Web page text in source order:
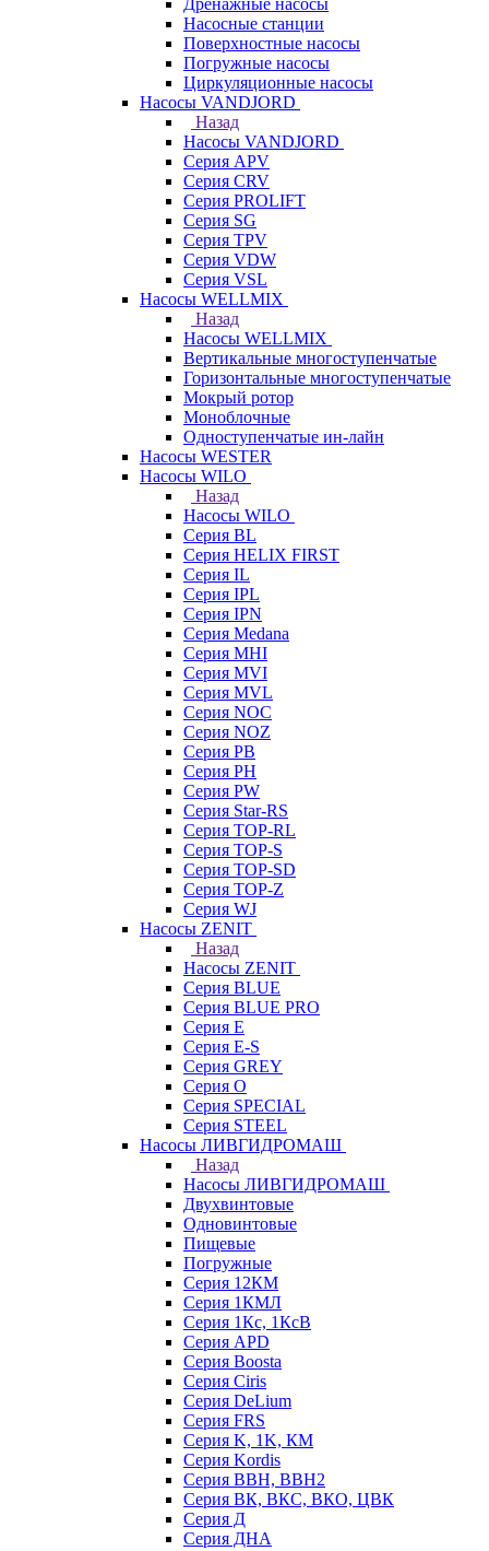
Дренажные насосы
Насосные станции
Поверхностные насосы
Погружные насосы
Циркуляционные насосы
Насосы VANDJORD
Назад
Насосы VANDJORD
Серия APV
Серия CRV
Серия PROLIFT
Серия SG
Серия TPV
Серия VDW
Серия VSL
Насосы WELLMIX
Назад
Насосы WELLMIX
Вертикальные многоступенчатые
Горизонтальные многоступенчатые
Мокрый ротор
Моноблочные
Одноступенчатые ин-лайн
Насосы WESTER
Насосы WILO
Назад
Насосы WILO
Серия BL
Серия HELIX FIRST
Серия IL
Серия IPL
Серия IPN
Серия Medana
Серия MHI
Серия MVI
Серия MVL
Серия NOC
Серия NOZ
Серия PB
Серия PH
Серия PW
Серия Star-RS
Серия TOP-RL
Серия TOP-S
Серия TOP-SD
Серия TOP-Z
Серия WJ
Насосы ZENIT
Назад
Насосы ZENIT
Серия BLUE
Серия BLUE PRO
Серия E
Серия E-S
Серия GREY
Серия O
Серия SPECIAL
Серия STEEL
Насосы ЛИВГИДРОМАШ
Назад
Насосы ЛИВГИДРОМАШ
Двухвинтовые
Одновинтовые
Пищевые
Погружные
Серия 12КМ
Серия 1КМЛ
Серия 1Кс, 1КсВ
Серия APD
Серия Boosta
Серия Ciris
Серия DeLium
Серия FRS
Серия K, 1K, КМ
Серия Kordis
Серия ВВН, ВВН2
Серия ВК, ВКС, ВКО, ЦВК
Серия Д
Серия ДНА